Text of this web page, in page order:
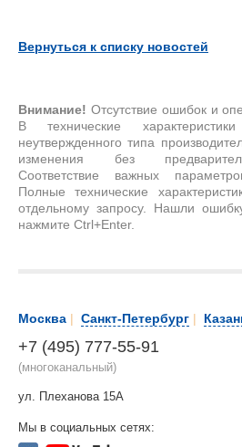
Вернуться к списку новостей
Внимание! Отсутствие ошибок и
В технические
неутвержденного типа
изменения без
Соответствие важных
Полные технические
отдельному запросу. Нашли
нажмите Ctrl+Enter.
Москва | Санкт-Петербург |
+7 (495) 777-55-91
(многоканальный)
ул. Плеханова 15А
Мы в социальных сетях: